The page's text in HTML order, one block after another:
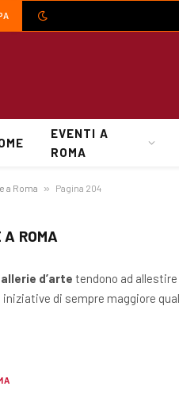
EVENTI A
ROMA
a Roma » Pagina 204
A ROMA
d’arte tendono ad allestire
iniziative di sempre maggiore